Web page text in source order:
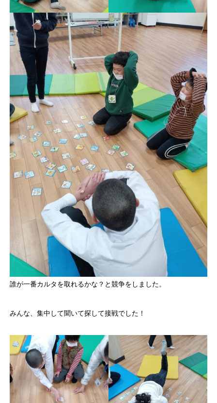
誰が一番カルタを取れるかな？と競争をしました。
みんな、集中して聞いて探して接戦でした！